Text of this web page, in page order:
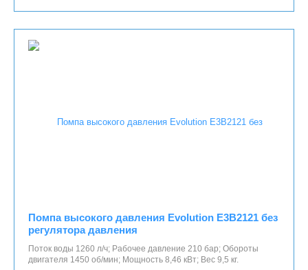
Помпа высокого давления Evolution E3B2121 без
регулятора давления
Поток воды 1260 л/ч; Рабочее давление 210 бар; Обороты
двигателя 1450 об/мин; Мощность 8,46 кВт; Вес 9,5 кг.